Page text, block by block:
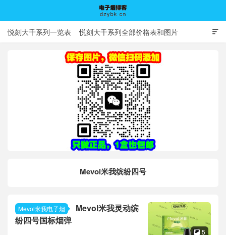
电子烟博客

悦刻大千系列一览表 悦刻大千系列全部价格表和图片
Mevol米我缤纷四号
Mevol米我电子烟
Mevol米我灵动缤
纷四号国标烟弹
 5